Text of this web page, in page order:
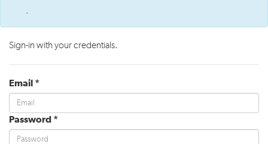
.
Sign-in with your credentials.
Email *
Password *